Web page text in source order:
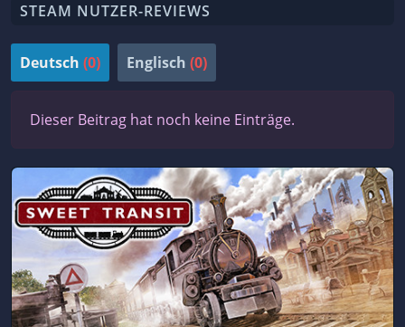
STEAM NUTZER-REVIEWS
Deutsch (0) Englisch (0)
Dieser Beitrag hat noch keine Einträge.